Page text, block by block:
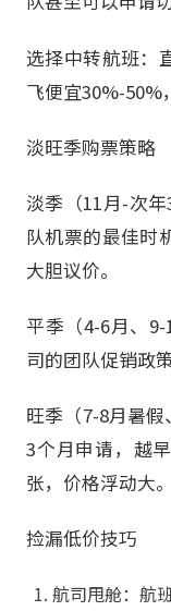
选择中转航班：
飞便宜30%-50%
淡旺季购票策略
淡季（11月-次
队机票的最佳时
大胆议价。
平季（4-6月、
司的团队促销政策
旺季（7-8月暑
3个月申请，越
张，价格浮动大。
捡漏低价技巧
航司甩舱：航